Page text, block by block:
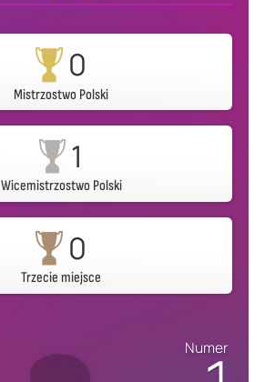
0
Mistrzostwo Polski
1
Wicemistrzostwo Polski
0
Trzecie miejsce
Numer